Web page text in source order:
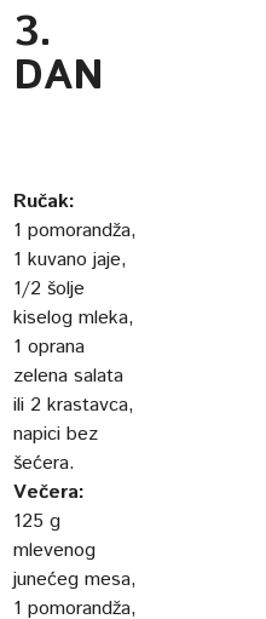
3.
DAN
Ručak:
1 pomorandža,
1 kuvano jaje,
1/2 šolje
kiselog mleka,
1 oprana
zelena salata
ili 2 krastavca,
napici bez
šećera.
Večera:
125 g
mlevenog
junećeg mesa,
1 pomorandža,